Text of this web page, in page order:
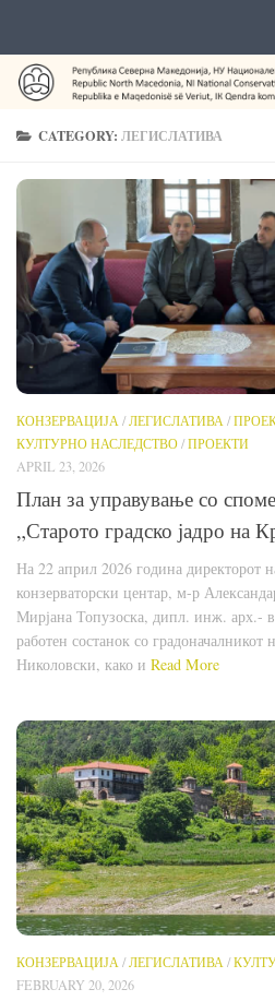
CATEGORY:ЛЕГИСЛАТИВА
КОНЗЕРВАЦИЈА /ЛЕГИСЛАТИВА /
КУЛТУРНО НАСЛЕДСТВО/ПРОЕКТИ
APRIL 23, 2026
План за управување со
„Старото градско јадро на
На 22 април 2026 година директорот
конзерваторски центар, м-р
Мирјана Топузоска, дипл. инж. арх.-
работен состанок со
Николовски, како и Read More
КОНЗЕРВАЦИЈА /ЛЕГИСЛАТИВА /
FEBRUARY 20, 2026